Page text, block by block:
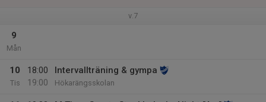
v.7
9
Mån
10
Tis
18:00
19:00
Intervallträning & gympa
Hökarängsskolan